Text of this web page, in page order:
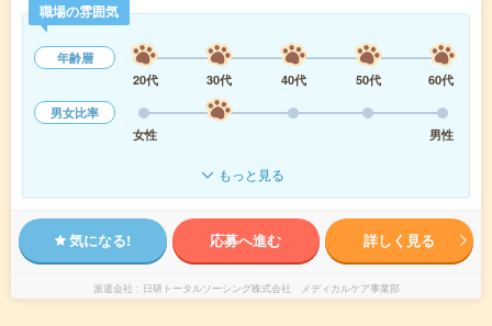
職場の雰囲気
年齢層
20代
30代 40代 50代
60代
男女比率
女性
男性
もっと見る
気になる! 応募へ進む 詳しく見る
派遣会社 日研トータルソーシング株式会社 メディカルケア事業部